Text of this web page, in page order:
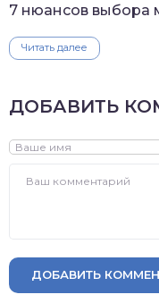
7 нюансов выбора
Читать далее
ДОБАВИТЬ
ДОБАВИТЬ